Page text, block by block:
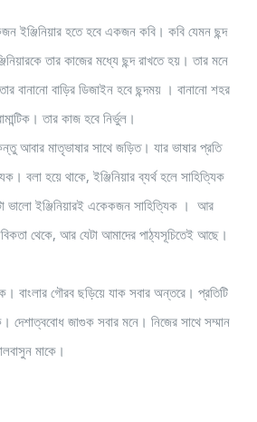
ইঞ্জিনিয়ার হতে হবে একজন কবি। কবি যেমন ছন্দ
তার কাজের মধ্যে ছন্দ রাখতে হয়। তার মনে
বানানো বাড়ির ডিজাইন হবে ছন্দময় । বানানো শহর
তার কাজ হবে নির্ভুল।
আবার মাতৃভাষার সাথে জড়িত। যার ভাষার প্রতি
বলা হয়ে থাকে, ইঞ্জিনিয়ার ব্যর্থ হলে সাহিত্যিক
ভালো ইঞ্জিনিয়ারই একেকজন সাহিত্যিক । আর
থেকে, আর যেটা আমাদের পাঠ্যসূচিতেই আছে।
বাংলার গৌরব ছড়িয়ে যাক সবার অন্তরে। প্রতিটি
দেশাত্ববোধ জাগুক সবার মনে। নিজের সাথে সম্মান
মাকে।